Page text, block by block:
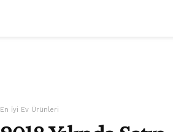
En İyi Ev Ürünleri